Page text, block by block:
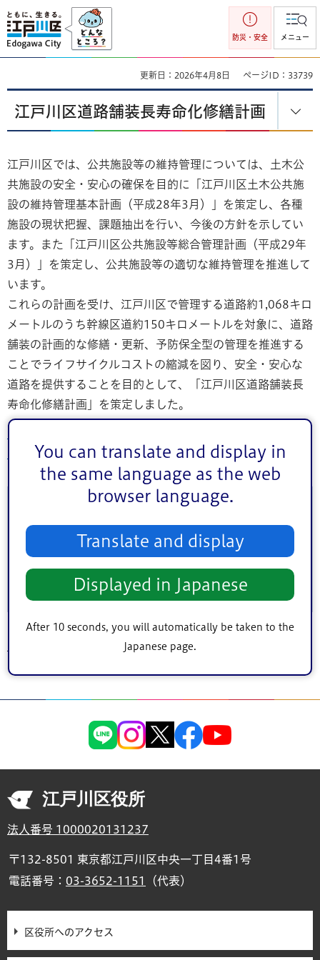
You can translate and display in
the same language as the web
browser language.
Translate and display
Displayed in Japanese
After 10 seconds, you will automatically be taken to the
Japanese page.
江戸川区
防災・安全 メニュー
更新日：2026年4月8日 ページID：33739
江戸川区道路舗装長寿命化修繕計画
江戸川区では、公共施設等の維持管理については、土木公
共施設の安全・安心の確保を目的に「江戸川区土木公共施
設の維持管理基本計画（平成28年3月）」を策定し、各種
施設の現状把握、課題抽出を行い、今後の方針を示してい
ます。また「江戸川区公共施設等総合管理計画（平成29年
3月）」を策定し、公共施設等の適切な維持管理を推進して
います。
これらの計画を受け、江戸川区で管理する道路約1,068キロ
メートルのうち幹線区道約150キロメートルを対象に、道路
舗装の計画的な修繕・更新、予防保全型の管理を推進する
ことでライフサイクルコストの縮減を図り、安全・安心な
道路を提供することを目的として、「江戸川区道路舗装長
寿命化修繕計画」を策定しました。
（PDF：2,211KB）
このページに関するお問い合わせ
このページは 土木部計画調整課が担当しています。
シティインフォメーション >計画・目標
江戸川区役所
法人番号 1000020131237
〒132-8501 東京都江戸川区中央一丁目4番1号
電話番号： 03-3652-1151 （代表）
区役所へのアクセス